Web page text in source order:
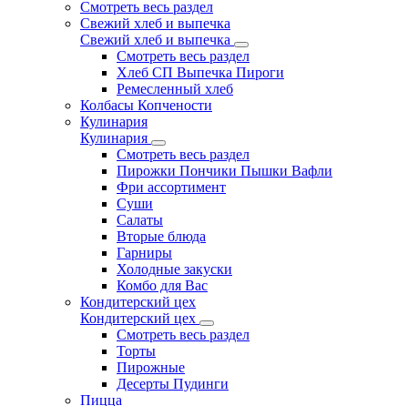
Смотреть весь раздел
Свежий хлеб и выпечка
Свежий хлеб и выпечка
Смотреть весь раздел
Хлеб СП Выпечка Пироги
Ремесленный хлеб
Колбасы Копчености
Кулинария
Кулинария
Смотреть весь раздел
Пирожки Пончики Пышки Вафли
Фри ассортимент
Суши
Салаты
Вторые блюда
Гарниры
Холодные закуски
Комбо для Вас
Кондитерский цех
Кондитерский цех
Смотреть весь раздел
Торты
Пирожные
Десерты Пудинги
Пицца